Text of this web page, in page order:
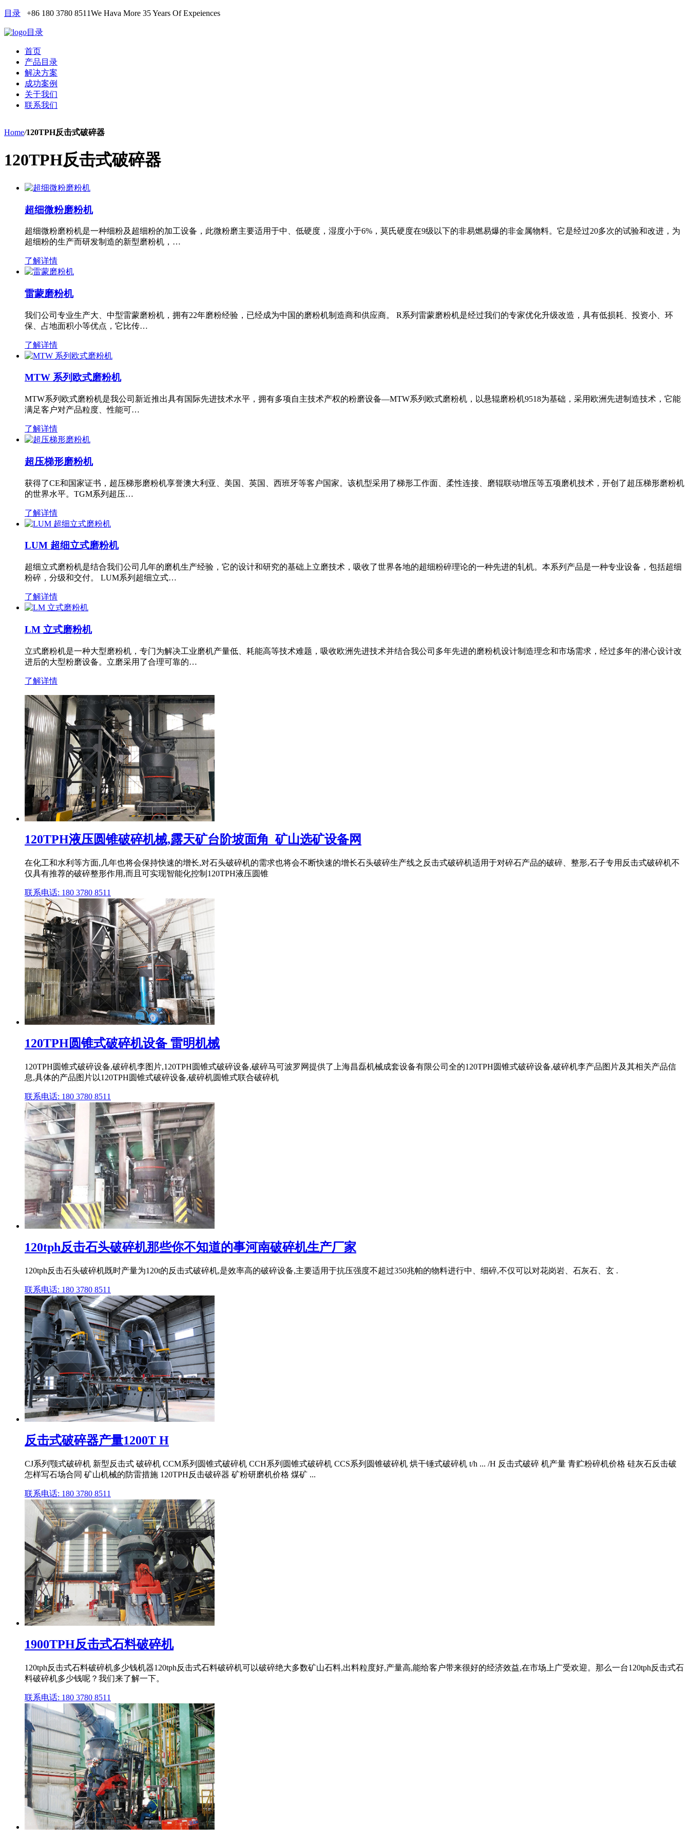
目录 +86 180 3780 8511We Hava More 35 Years Of Expeiences
目录
首页
产品目录
解决方案
成功案例
关于我们
联系我们
Home/120TPH反击式破碎器
120TPH反击式破碎器
超细微粉磨粉机
超细微粉磨粉机是一种细粉及超细粉的加工设备，此微粉磨主要适用于中、低硬度，湿度小于6%，莫氏硬度在9级以下的非易燃易爆的非金属物料。它是经过20多次的试验和改进，为
超细粉的生产而研发制造的新型磨粉机，…
了解详情
雷蒙磨粉机
我们公司专业生产大、中型雷蒙磨粉机，拥有22年磨粉经验，已经成为中国的磨粉机制造商和供应商。 R系列雷蒙磨粉机是经过我们的专家优化升级改造，具有低损耗、投资小、环
保、占地面积小等优点，它比传…
了解详情
MTW 系列欧式磨粉机
MTW系列欧式磨粉机是我公司新近推出具有国际先进技术水平，拥有多项自主技术产权的粉磨设备—MTW系列欧式磨粉机，以悬辊磨粉机9518为基础，采用欧洲先进制造技术，它能
满足客户对产品粒度、性能可…
了解详情
超压梯形磨粉机
获得了CE和国家证书，超压梯形磨粉机享誉澳大利亚、美国、英国、西班牙等客户国家。该机型采用了梯形工作面、柔性连接、磨辊联动增压等五项磨机技术，开创了超压梯形磨粉机
的世界水平。TGM系列超压…
了解详情
LUM 超细立式磨粉机
超细立式磨粉机是结合我们公司几年的磨机生产经验，它的设计和研究的基础上立磨技术，吸收了世界各地的超细粉碎理论的一种先进的轧机。本系列产品是一种专业设备，包括超细
粉碎，分级和交付。 LUM系列超细立式…
了解详情
LM 立式磨粉机
立式磨粉机是一种大型磨粉机，专门为解决工业磨机产量低、耗能高等技术难题，吸收欧洲先进技术并结合我公司多年先进的磨粉机设计制造理念和市场需求，经过多年的潜心设计改
进后的大型粉磨设备。立磨采用了合理可靠的…
了解详情
120TPH液压圆锥破碎机械,露天矿台阶坡面角_矿山选矿设备网
在化工和水利等方面,几年也将会保持快速的增长,对石头破碎机的需求也将会不断快速的增长石头破碎生产线之反击式破碎机适用于对碎石产品的破碎、整形,石子专用反击式破碎机不
仅具有推荐的破碎整形作用,而且可实现智能化控制120TPH液压圆锥
联系电话: 180 3780 8511
120TPH圆锥式破碎机设备 雷明机械
120TPH圆锥式破碎设备,破碎机李图片,120TPH圆锥式破碎设备,破碎马可波罗网提供了上海昌磊机械成套设备有限公司全的120TPH圆锥式破碎设备,破碎机李产品图片及其相关产品信
息,具体的产品图片以120TPH圆锥式破碎设备,破碎机圆锥式联合破碎机
联系电话: 180 3780 8511
120tph反击石头破碎机那些你不知道的事河南破碎机生产厂家
120tph反击石头破碎机既时产量为120t的反击式破碎机,是效率高的破碎设备,主要适用于抗压强度不超过350兆帕的物料进行中、细碎,不仅可以对花岗岩、石灰石、玄 .
联系电话: 180 3780 8511
反击式破碎器产量1200T H
CJ系列颚式破碎机 新型反击式 破碎机 CCM系列圆锥式破碎机 CCH系列圆锥式破碎机 CCS系列圆锥破碎机 烘干锤式破碎机 t/h ... /H 反击式破碎 机产量 青贮粉碎机价格 硅灰石反击破
怎样写石场合同 矿山机械的防雷措施 120TPH反击破碎器 矿粉研磨机价格 煤矿 ...
联系电话: 180 3780 8511
1900TPH反击式石料破碎机
120tph反击式石料破碎机多少钱机器120tph反击式石料破碎机可以破碎绝大多数矿山石料,出料粒度好,产量高,能给客户带来很好的经济效益,在市场上广受欢迎。那么一台120tph反击式石
料破碎机多少钱呢？我们来了解一下。
联系电话: 180 3780 8511